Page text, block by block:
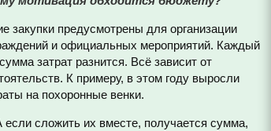
закупки предусмотрены для организации
и официальных мероприятий. Каждый
затрат разнится. Всё зависит от
К примеру, в этом году выросли
на похоронные венки.
сложить их вместе, получается сумма,